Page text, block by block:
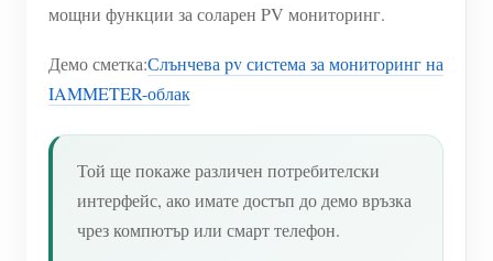
мощни функции за соларен PV мониторинг.
Демо сметка:Слънчева pv система за мониторинг на
IAMMETER-облак
Той ще покаже различен потребителски
интерфейс, ако имате достъп до демо връзка
чрез компютър или смарт телефон.